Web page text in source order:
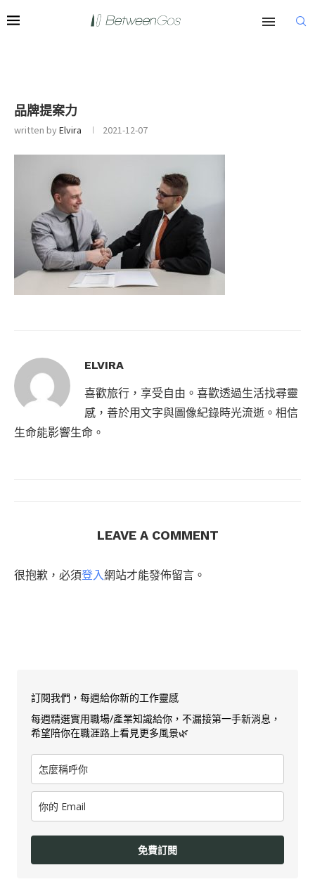
品牌提案力
written byElvira 2021-12-07
ELVIRA
喜歡旅行，享受自由。喜歡透過生活找尋靈
感，善於用文字與圖像紀錄時光流逝。相信
生命能影響生命。
LEAVE A COMMENT
很抱歉，必須登入網站才能發佈留言。
訂閱我們，每週給你新的工作靈感
每週精選實用職場/產業知識給你，不漏接第一手新消息，
希望陪你在職涯路上看見更多風景🌿
免費訂閱